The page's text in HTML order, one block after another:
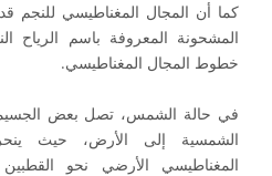
كما أن المجال المغناطيسي للنجم
المشحونة المعروفة باسم الرياح
خطوط المجال المغناطيسي.
في حالة الشمس، تصل بعض
الشمسية إلى الأرض، حيث
المغناطيسي الأرضي نحو